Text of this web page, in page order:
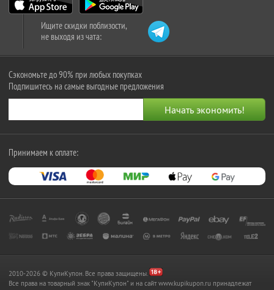
Ищите скидки поблизости,
не выходя из чата:
Сэкономьте до 90% при любых покупках
Подпишитесь на самые выгодные предложения
Принимаем к оплате:
2010-2026 © КупиКупон. Все права защищены.
Все права на товарный знак "КупиКупон" и на сайт www.kupikupon.ru принадлежат